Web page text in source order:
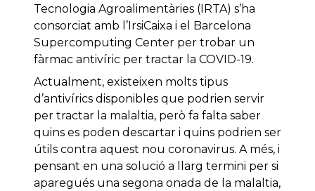
Tecnologia Agroalimentàries (IRTA) s’ha
consorciat amb l’IrsiCaixa i el Barcelona
Supercomputing Center per trobar un
fàrmac antivíric per tractar la COVID-19.
Actualment, existeixen molts tipus
d’antivírics disponibles que podrien servir
per tractar la malaltia, però fa falta saber
quins es poden descartar i quins podrien ser
útils contra aquest nou coronavirus. A més, i
pensant en una solució a llarg termini per si
aparegués una segona onada de la malaltia,